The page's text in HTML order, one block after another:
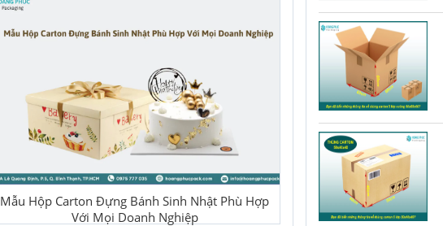
Mẫu Hộp Carton Đựng Bánh Sinh Nhật Phù Hợp
Với Mọi Doanh Nghiệp